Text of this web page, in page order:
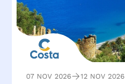
07 NOV 2026 12 NOV 2026